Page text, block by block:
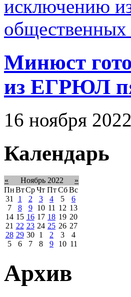
Минюст
из ЕГРЮЛ
16 ноября
Календарь
« Ноябрь 2022
»
ПнВтСрЧт Пт Сб Вс
31
1 2 3 4 5
6
7
8 9 10 11 12 13
14 15 16 17 18 19 20
21 22 23 24 25 26 27
28 29 30 1 2 3
4
5
6 7 8 9 10 11
Архив